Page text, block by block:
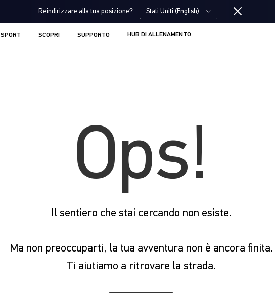
Reindirizzare alla tua posizione? Stati Uniti (English)
SPORT SCOPRI SUPPORTO HUB DI ALLENAMENTO
Ops!
Il sentiero che stai cercando non esiste.
Ma non preoccuparti, la tua avventura non è ancora finita.
Ti aiutiamo a ritrovare la strada.